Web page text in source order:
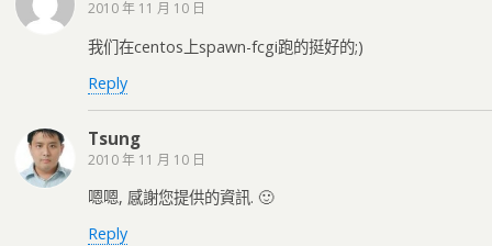
2010 年 11 月 10 日
我们在centos上spawn-fcgi跑的挺好的;)
Reply
Tsung
2010 年 11 月 10 日
嗯嗯, 感謝您提供的資訊. 🙂
Reply